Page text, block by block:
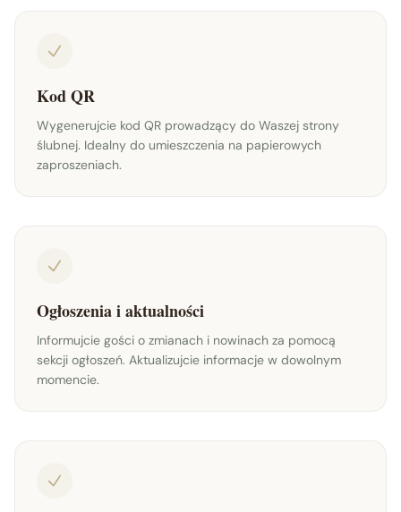
Kod QR
Wygenerujcie kod QR prowadzący do Waszej strony
ślubnej. Idealny do umieszczenia na papierowych
zaproszeniach.
Ogłoszenia i aktualności
Informujcie gości o zmianach i nowinach za pomocą
sekcji ogłoszeń. Aktualizujcie informacje w dowolnym
momencie.